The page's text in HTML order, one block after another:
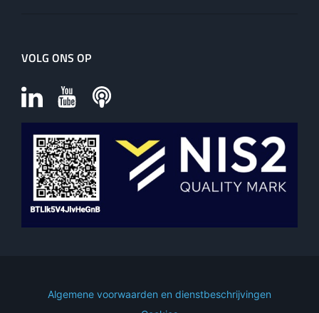
VOLG ONS OP
Algemene voorwaarden en dienstbeschrijvingen